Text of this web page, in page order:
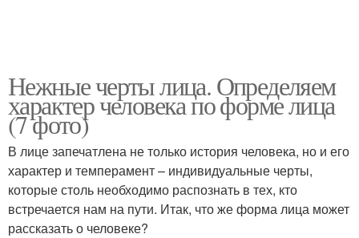
Нежные черты лица. Определяем
характер человека по форме лица
(7 фото)
В лице запечатлена не только история человека, но и его
характер и темперамент – индивидуальные черты,
которые столь необходимо распознать в тех, кто
встречается нам на пути. Итак, что же форма лица может
рассказать о человеке?